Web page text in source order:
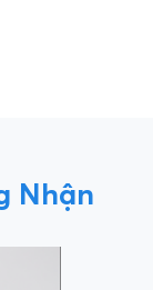
Nhận